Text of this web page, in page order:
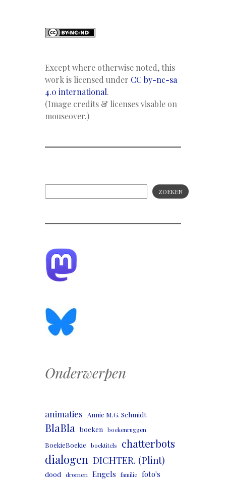
Except where otherwise noted, this
work is licensed under CC by-nc-sa
4.0 international.
(Image credits & licenses visable on
mouseover.)
ZOEKEN
Onderwerpen
animaties Annie M.G. Schmidt
BlaBla boeken boekenruggen
BoekieBoekie boektitels chatterbots
dialogen DICHTER. (Plint)
dood dromen Engels familie foto's